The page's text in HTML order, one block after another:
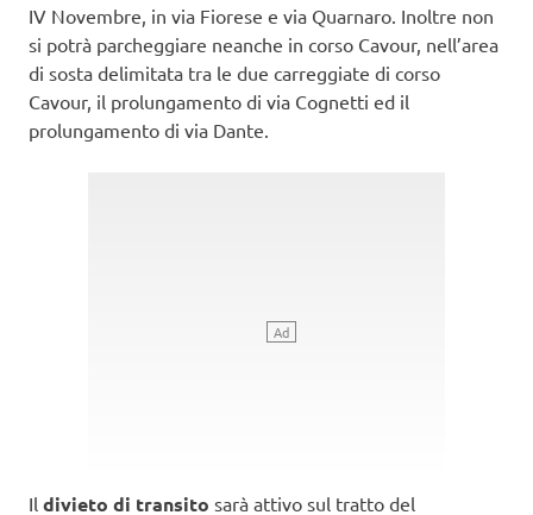
IV Novembre, in via Fiorese e via Quarnaro. Inoltre non
si potrà parcheggiare neanche in corso Cavour, nell’area
di sosta delimitata tra le due carreggiate di corso
Cavour, il prolungamento di via Cognetti ed il
prolungamento di via Dante.
Il divieto di transito sarà attivo sul tratto del